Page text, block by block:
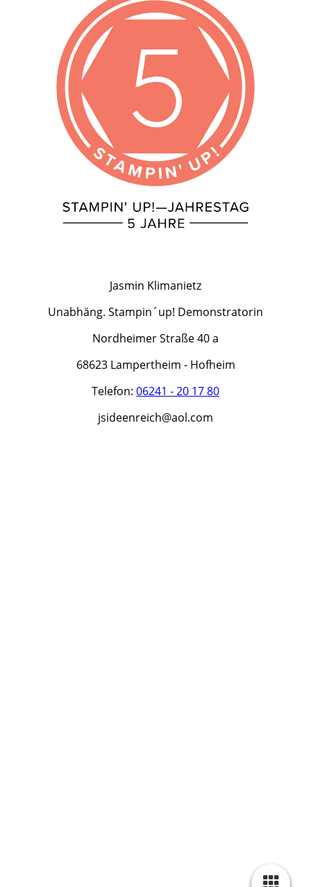
Jasmin Klimanietz
Unabhäng. Stampin´up! Demonstratorin
Nordheimer Straße 40 a
68623 Lampertheim - Hofheim
Telefon: 06241 - 20 17 80
jsideenreich@aol.com